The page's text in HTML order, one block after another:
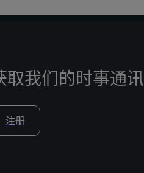
取我们的时事通讯
注册